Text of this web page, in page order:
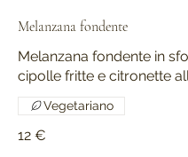
Melanzana fondente
Melanzana fondente in
cipolle fritte e citronette
12 €
Vegetariano